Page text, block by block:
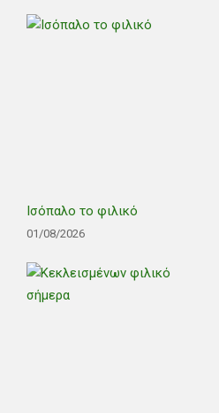
Ισόπαλο το φιλικό
01/08/2026